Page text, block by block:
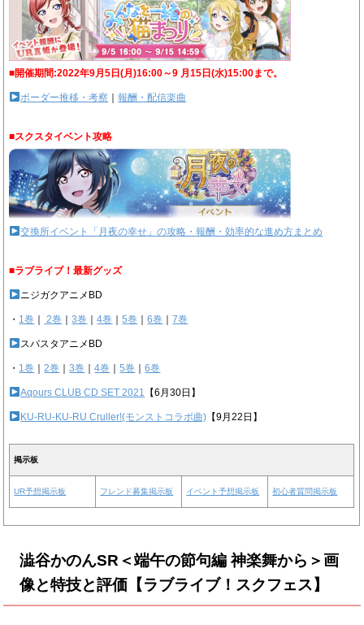
■開催期間:2022年9月5日(月)16:00～9 月15日(水)15:00まで。
ボーダー推移・考察 ｜報酬・配信楽曲
■スクスタイベント攻略
交換所イベント「月夜の幸せ」の攻略・報酬・効率的な進め方まとめ
■ラブライブ！最新グッズ
ニジガクアニメBD
・ 1巻 2巻 ｜3巻 ｜4巻 ｜5巻 ｜6巻 ｜7巻
スパスタアニメBD
・ 1巻 ｜2巻 ｜3巻 ｜4巻 ｜5巻 ｜6巻
Aqours CLUB CD SET 2021 【6月30日】
KU-RU-KU-RU Cruller!(モンストコラボ曲) 【9月22日】
掲示板
UR予想掲示板 フレンド募集掲示板 イベント予想掲示板 初心者質問掲示板
澁谷かのんSR＜端午の節句編 神楽舞から＞画
像と特技と評価【ラブライブ！スクフェス】